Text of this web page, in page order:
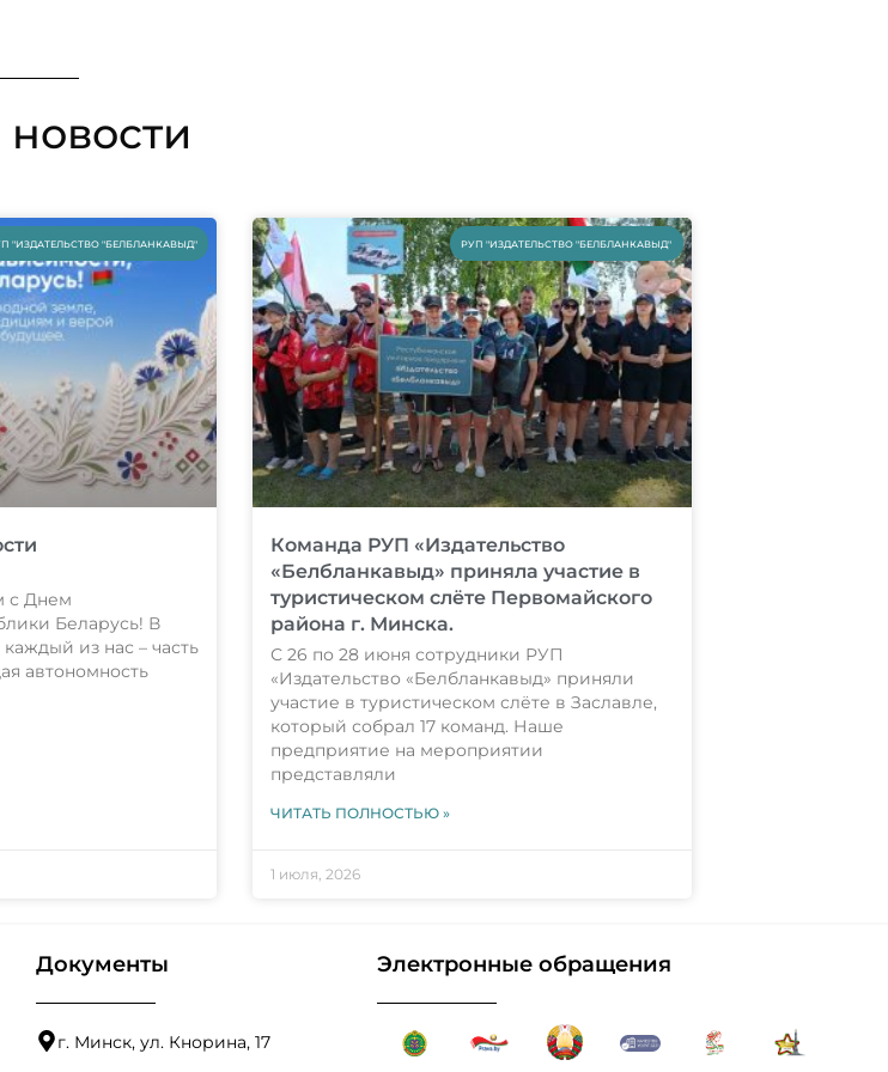
"ИЗДАТЕЛЬСТВО "БЕЛБЛАНКАВЫД"
с Днем
Беларусь! В
из нас – часть
автономность
РУП "ИЗДАТЕЛЬСТВО "БЕЛБЛАНКАВЫД"
Команда РУП «Издательство
«Белбланкавыд» приняла участие в
туристическом слёте Первомайского
района г. Минска.
С 26 по 28 июня сотрудники РУП
«Издательство «Белбланкавыд» приняли
участие в туристическом слёте в Заславле,
который собрал 17 команд. Наше
предприятие на мероприятии
представляли
ЧИТАТЬ ПОЛНОСТЬЮ »
1 июля, 2026
Документы
г. Минск, ул. Кнорина, 17
Электронные обращения